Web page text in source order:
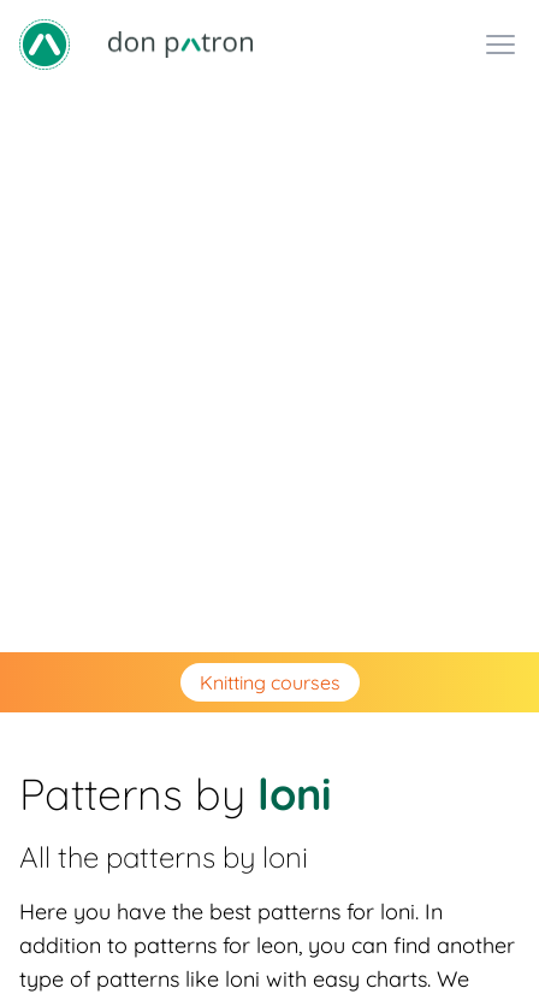
Knitting courses
Patterns by loni
All the patterns by loni
Here you have the best patterns for loni. In
addition to patterns for leon, you can find another
type of patterns like loni with easy charts. We